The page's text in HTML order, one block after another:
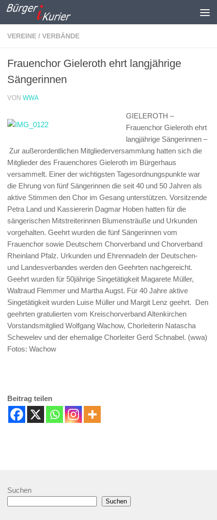
Zum Inhalt springen
VEREINE / VERBÄNDE
Frauenchor Gieleroth ehrt langjährige
Sängerinnen
VON WWA
GIELEROTH –
Frauenchor Gieleroth ehrt
langjährige Sängerinnen –
Zur außerordentlichen Mitgliederversammlung hatten sich die
Mitglieder des Frauenchores Gieleroth im Bürgerhaus
versammelt. Einer der wichtigsten Tagesordnungspunkte war
die Ehrung von fünf Sängerinnen die seit 40 und 50 Jahren als
aktive Stimmen den Chor im Gesang unterstützen. Vorsitzende
Petra Land und Kassiererin Dagmar Hoben hatten für die
sängerischen Mitstreiterinnen Blumensträuße und Urkunden
vorgehalten. Geehrt wurden die fünf Sängerinnen vom
Frauenchor sowie Deutschem Chorverband und Chorverband
Rheinland Pfalz. Urkunden und Ehrennadeln der Deutschen-
und Landesverbandes werden den Geehrten nachgereicht.
Geehrt wurden für 50jährige Singetätigkeit Magarete Müller,
Waltraud Flemmer und Martha Augst. Für 40 Jahre aktive
Singetätigkeit wurden Luise Müller und Margit Lenz geehrt. Den
geehrten gratulierten vom Kreischorverband Altenkirchen
Vorstandsmitglied Wolfgang Wachow, Chorleiterin Natascha
Schewelev und der ehemalige Chorleiter Gerd Schnabel. (wwa)
Fotos: Wachow
Beitrag teilen
Suchen
Suchen